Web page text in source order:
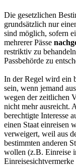
Die gesetzlichen
grundsätzlich nur
sind möglich, sofern
mehrerer Pässe
restriktiv zu
Passbehörde zu
In der Regel wird ein
sein, wenn jemand
wegen der zeitlichen
nicht mehr ausreicht.
berechtigte Interesse
einen Staat einreisen
verweigert, weil aus
bestimmten anderen
wollen (z.B. Einreise
Einreisesichtvermerke